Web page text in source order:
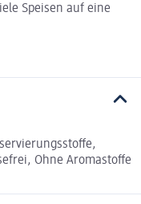
Speisen auf eine
Ohne Aromastoffe